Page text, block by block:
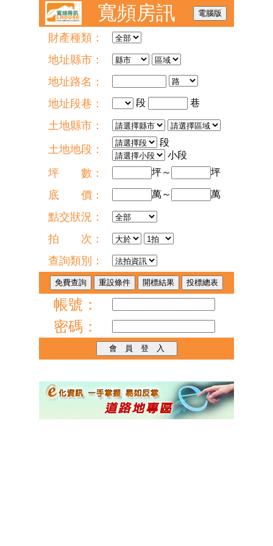
寬頻房訊
財產種類：
地址縣市：
地址路名：
地址段巷：
段 巷
土地縣市：
土地地段：
段
小段
坪 數： 坪～ 坪
底 價： 萬～ 萬
點交狀況：
拍 次：
查詢類別：
帳號：
密碼：